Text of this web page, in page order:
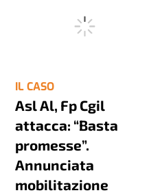
IL CASO
Asl Al, Fp Cgil
attacca: “Basta
promesse”.
Annunciata
mobilitazione